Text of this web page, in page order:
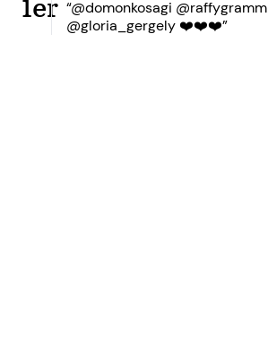
1er “@domonkosagi @raffygramm
@gloria_gergely ❤️❤️❤️”